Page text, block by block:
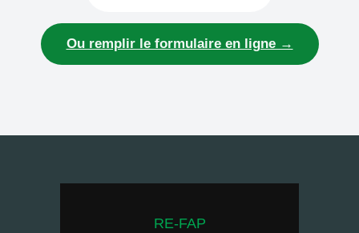
Ou remplir le formulaire en ligne →
RE-FAP